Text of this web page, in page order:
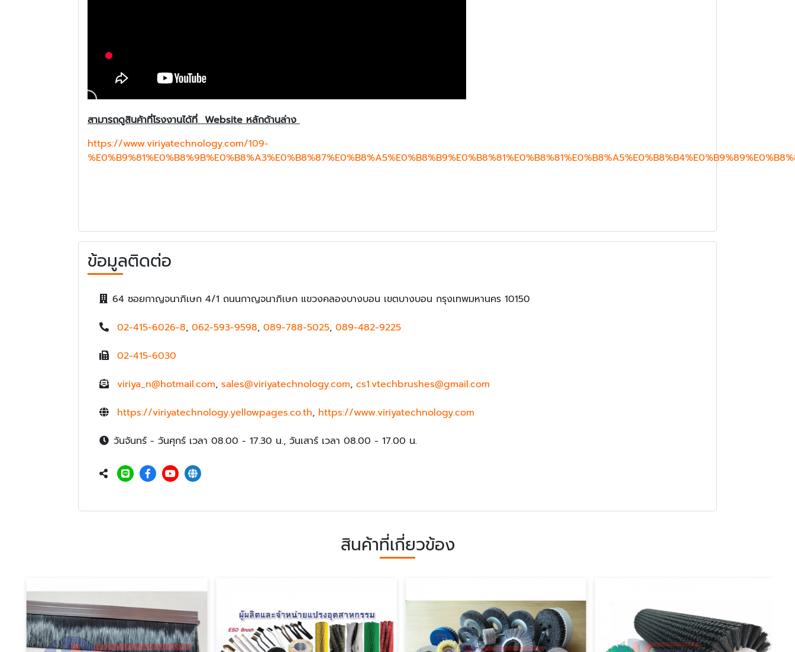
สามารถดูสินค้าที่โรงงานได้ที่ Website หลักด้านล่าง
https://www.viriyatechnology.com/109-
ข้อมูลติดต่อ
64 ซอยกาญจนาภิเษก 4/1 ถนนกาญจนาภิเษก แขวงคลองบางบอน เขตบางบอน กรุงเทพมหานคร 10150
02-415-6026-8, 062-593-9598, 089-788-5025, 089-482-9225
02-415-6030
viriya_n@hotmail.com, sales@viriyatechnology.com, cs1.vtechbrushes@gmail.com
https://viriyatechnology.yellowpages.co.th, https://www.viriyatechnology.com
วันจันทร์ - วันศุกร์ เวลา 08.00 - 17.30 น., วันเสาร์ เวลา 08.00 - 17.00 น.
สินค้าที่เกี่ยวข้อง